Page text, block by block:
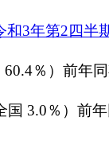
和3年第2四半
60.4％）前年
国 3.0％）前